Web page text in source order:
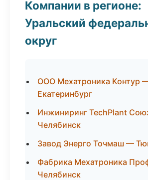
Компании в регионе:
Уральский
округ
ООО Мехатроника Контур
Екатеринбург
Инжиниринг TechPlant
Челябинск
Завод Энерго Точмаш —
Фабрика Мехатроника
Челябинск